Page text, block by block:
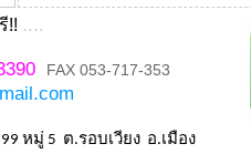
!! ....
FAX 053-717-353
หมู่ 5 ต.รอบเวียง อ.เมือง